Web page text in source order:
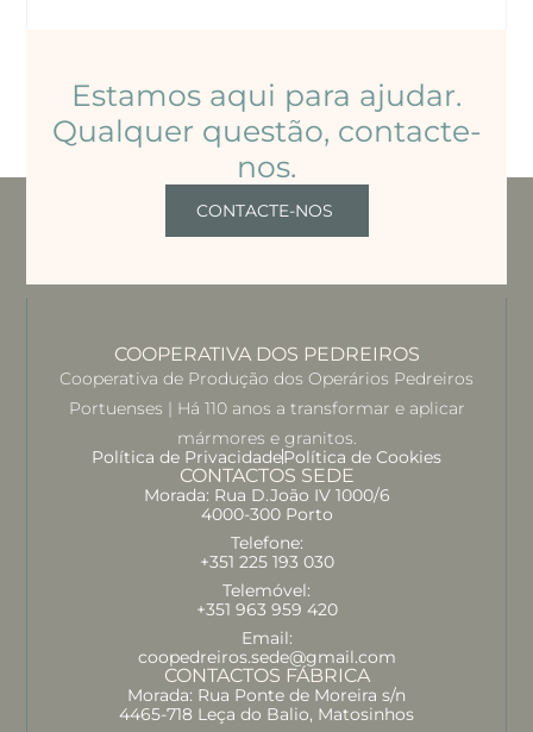
Estamos aqui para ajudar.
Qualquer questão, contacte-
nos.
CONTACTE-NOS
COOPERATIVA DOS PEDREIROS
Cooperativa de Produção dos Operários Pedreiros
Portuenses | Há 110 anos a transformar e aplicar
mármores e granitos.
Política de PrivacidadePolítica de Cookies
CONTACTOS SEDE
Morada: Rua D.João IV 1000/6
4000-300 Porto
Telefone:
+351 225 193 030
Telemóvel:
+351 963 959 420
Email:
coopedreiros.sede@gmail.com
CONTACTOS FÁBRICA
Morada: Rua Ponte de Moreira s/n
4465-718 Leça do Balio, Matosinhos